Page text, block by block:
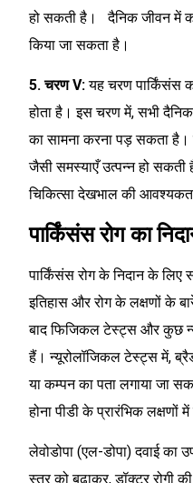
हो सकती है। दैनिक जीवन में
किया जा सकता है।
5. चरण V:यह चरण पार्किंसंस
होता है। इस चरण में, सभी दैनिक
का सामना करना पड़ सकता
जैसी समस्याएँ उत्पन्न हो सकती
चिकित्सा देखभाल की
पार्किंसंस रोग का
पार्किंसंस रोग के निदान के लिए
इतिहास और रोग के लक्षणों के
बाद फिजिकल टेस्ट्स और कुछ
हैं। न्यूरोलॉजिकल टेस्ट्स में,
या कम्पन का पता लगाया जा
होना पीडी के प्रारंभिक लक्षणों
लेवोडोपा (एल-डोपा) दवाई का
स्तर को बढ़ाकर, डॉक्टर रोगी